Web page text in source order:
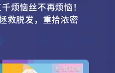
烦恼丝不再烦恼！
救脱发，重拾浓密